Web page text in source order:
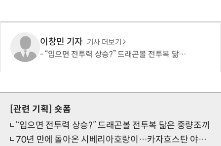
이창민 기자 기사 더보기
“입으면 전투력 상승?” 드래곤볼 전투복 닮은 중량조끼
[관련 기획] 숏폼
“입으면 전투력 상승?” 드래곤볼 전투복 닮은 중량조끼
70년 만에 돌아온 시베리아호랑이…카자흐스탄 야생에 풀렸다